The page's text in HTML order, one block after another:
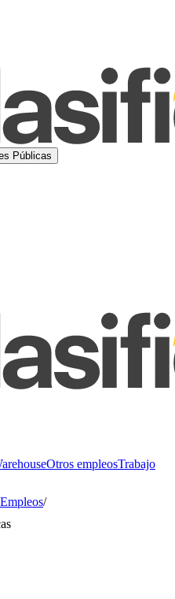
Públicas
Otros empleosTrabajo
Empleos/